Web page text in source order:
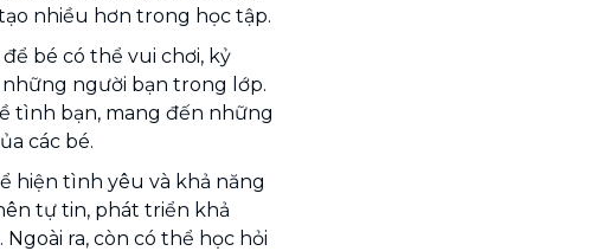
nhiều hơn trong học tập.
bé có thể vui chơi, kỷ
người bạn trong lớp.
tình bạn, mang đến những
các bé.
hiện tình yêu và khả năng
tự tin, phát triển khả
ra, còn có thể học hỏi